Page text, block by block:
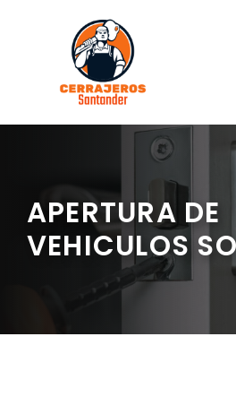
contenido
APERTURA DE
VEHICULOS